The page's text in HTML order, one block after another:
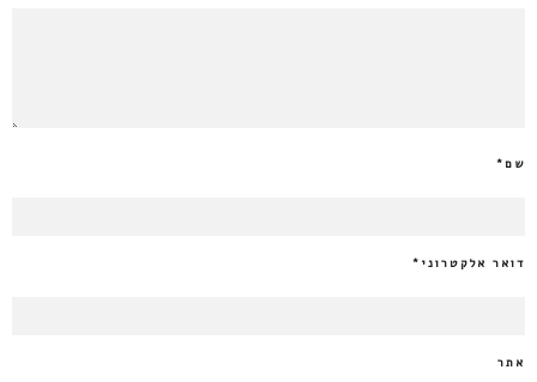
שם*
דואר אלקטרוני *
אתר